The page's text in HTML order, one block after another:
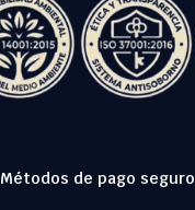
Métodos de pago seguro